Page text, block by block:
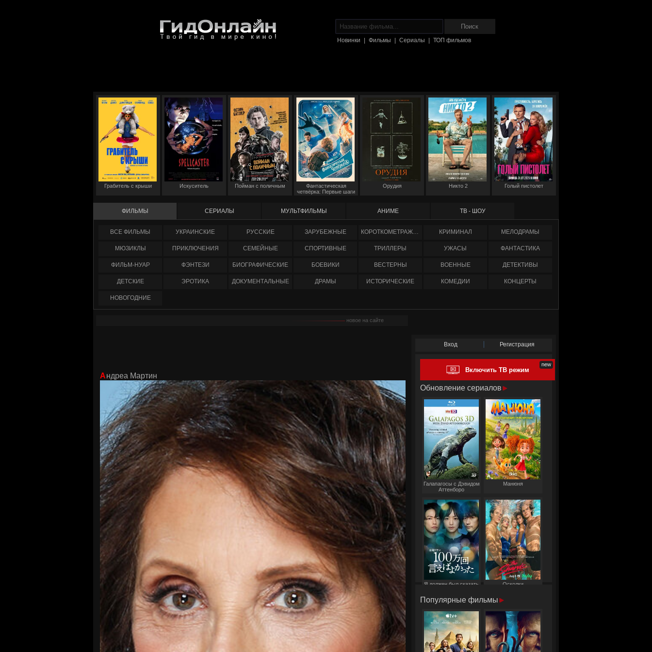
Новинки Фильмы Сериалы ТОП фильмов
Грабитель с крыши Искуситель Пойман с поличным
Фантастическая
четвёрка: Первые шаги
Орудия Никто 2 Голый пистолет
ФИЛЬМЫ СЕРИАЛЫ МУЛЬТФИЛЬМЫ АНИМЕ ТВ - ШОУ
ФИЛЬМЫ УКРАИНCКИЕ РУССКИЕ ЗАРУБЕЖНЫЕ КОРОТКОМЕТРАЖНЫЕ КРИМИНАЛ МЕЛОДРАМЫ
МЮЗИКЛЫ ПРИКЛЮЧЕНИЯ СЕМЕЙНЫЕ СПОРТИВНЫЕ ТРИЛЛЕРЫ УЖАСЫ ФАНТАСТИКА
ФИЛЬМ-НУАР ФЭНТЕЗИ БИОГРАФИЧЕСКИЕ БОЕВИКИ ВЕСТЕРНЫ ВОЕННЫЕ ДЕТЕКТИВЫ
ДЕТСКИЕ ЭРОТИКА ДОКУМЕНТАЛЬНЫЕ ДРАМЫ ИСТОРИЧЕСКИЕ КОМЕДИИ КОНЦЕРТЫ
НОВОГОДНИЕ
новое на сайте
Андреа Мартин
Вход Регистрация
Включить ТВ режим
Обновление сериалов
Галапагосы с Дэвидом
Аттенборо
Манюня
Я должен был сказать
Осколки
Популярные фильмы